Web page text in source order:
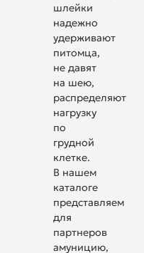
шлейки
надежно
удерживают
питомца,
не давят
на шею,
распределяют
нагрузку
по
грудной
клетке.
В нашем
каталоге
представляем
для
партнеров
амуницию,